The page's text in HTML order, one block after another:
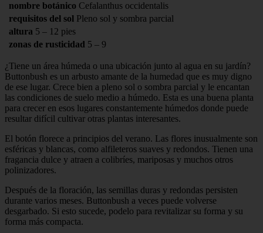
nombre botánico Cefalanthus occidentalis
requisitos del sol Pleno sol y sombra parcial
altura 5 – 12 pies
zonas de rusticidad 5 – 9
¿Tiene un área húmeda o una ubicación junto al agua en su jardín?
Buttonbush es un arbusto amante de la humedad que es muy digno
de ese lugar. Crece bien a pleno sol o sombra parcial y le encantan
las condiciones de suelo medio a húmedo. Esta es una buena planta
para crecer en esos lugares constantemente húmedos donde puede
resultar difícil cultivar otras plantas interesantes.
El botón florece a principios del verano. Las flores inusualmente son
esféricas y blancas, como alfileteros suaves y redondos. Tienen una
fragancia dulce y atraen a colibríes, mariposas y muchos otros
polinizadores.
Después de la floración, las semillas duras y redondas persisten
durante varios meses. Buttonbush a veces puede volverse
desgarbado. Si esto sucede, podelo para revitalizar su forma y su
forma más compacta.